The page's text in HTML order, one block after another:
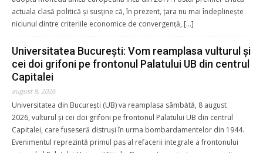
actuala clasă politică și susține că, în prezent, țara nu mai îndeplinește
niciunul dintre criteriile economice de convergență, […]
Universitatea București: Vom reamplasa vulturul și
cei doi grifoni pe frontonul Palatului UB din centrul
Capitalei
august 8, 2026
Universitatea din București (UB) va reamplasa sâmbătă, 8 august
2026, vulturul și cei doi grifoni pe frontonul Palatului UB din centrul
Capitalei, care fuseseră distruși în urma bombardamentelor din 1944.
Evenimentul reprezintă primul pas al refacerii integrale a frontonului